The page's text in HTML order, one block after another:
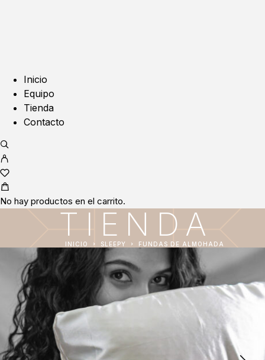
Inicio
Equipo
Tienda
Contacto
No hay productos en el carrito.
TIENDA
INICIO SLEEPY FUNDAS DE ALMOHADA